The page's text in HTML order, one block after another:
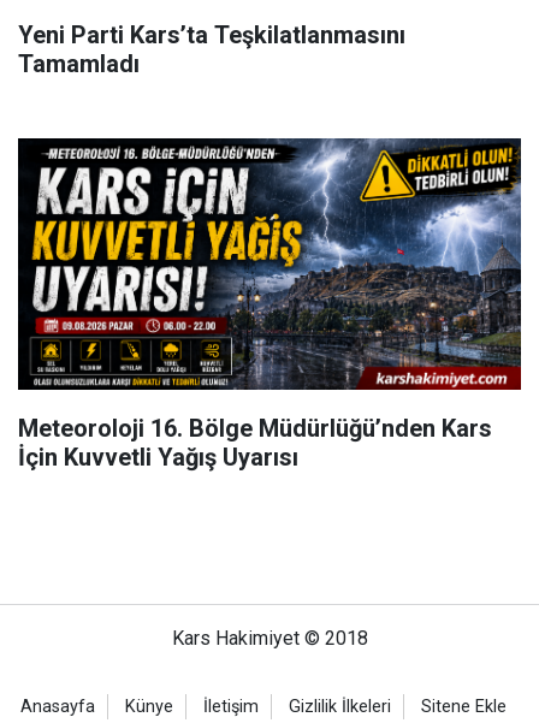
Yeni Parti Kars’ta Teşkilatlanmasını
Tamamladı
Meteoroloji 16. Bölge Müdürlüğü’nden Kars
İçin Kuvvetli Yağış Uyarısı
Kars Hakimiyet © 2018
Anasayfa Künye İletişim Gizlilik İlkeleri Sitene Ekle